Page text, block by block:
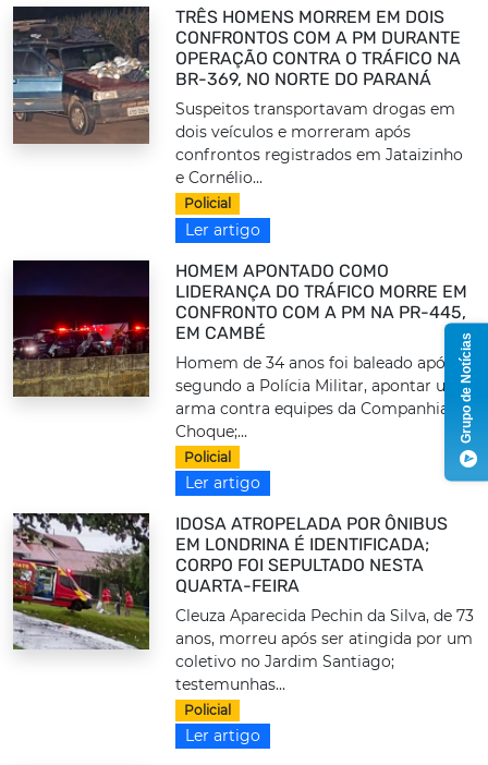
TRÊS HOMENS MORREM EM DOIS
CONFRONTOS COM A PM DURANTE
OPERAÇÃO CONTRA O TRÁFICO NA
BR-369, NO NORTE DO PARANÁ
Suspeitos transportavam drogas em
dois veículos e morreram após
confrontos registrados em Jataizinho
e Cornélio...
Policial
Ler artigo
HOMEM APONTADO COMO
LIDERANÇA DO TRÁFICO MORRE EM
CONFRONTO COM A PM NA PR-445,
EM CAMBÉ
Homem de 34 anos foi baleado após,
segundo a Polícia Militar, apontar uma
arma contra equipes da Companhia de
Choque;...
Policial
Ler artigo
IDOSA ATROPELADA POR ÔNIBUS
EM LONDRINA É IDENTIFICADA;
CORPO FOI SEPULTADO NESTA
QUARTA-FEIRA
Cleuza Aparecida Pechin da Silva, de 73
anos, morreu após ser atingida por um
coletivo no Jardim Santiago;
testemunhas...
Policial
Ler artigo
Grupo de Notícias